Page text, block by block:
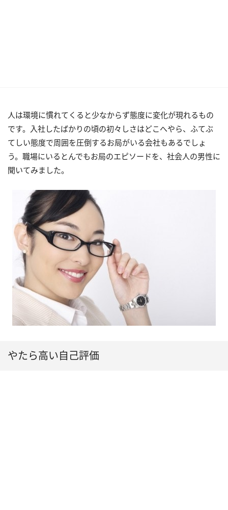
人は環境に慣れてくると少なからず態度に変化が現れるもの
です。入社したばかりの頃の初々しさはどこへやら、ふてぶ
てしい態度で周囲を圧倒するお局がいる会社もあるでしょ
う。職場にいるとんでもお局のエピソードを、社会人の男性に
聞いてみました。
やたら高い自己評価